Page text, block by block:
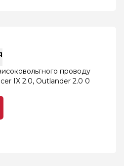
проводу
IX 2.0, Outlander 2.0 0